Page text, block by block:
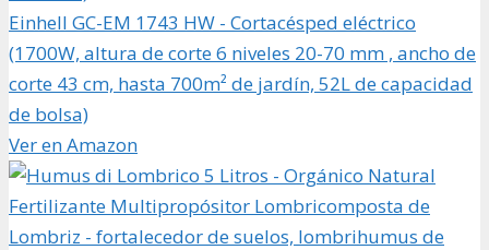
Einhell GC-EM 1743 HW - Cortacésped eléctrico
(1700W, altura de corte 6 niveles 20-70 mm , ancho de
corte 43 cm, hasta 700m² de jardín, 52L de capacidad
de bolsa)
Ver en Amazon